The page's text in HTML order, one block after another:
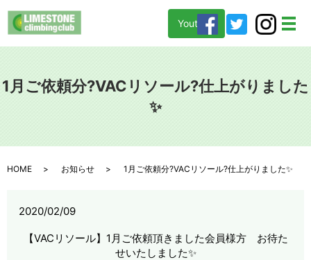
メ
Youtube
1月ご依頼分?VACリソール?仕上がりました
✨
HOME お知らせ 1月ご依頼分?VACリソール?仕上がりました✨
2020/02/09
【VACリソール】1月ご依頼頂きました会員様方 お待た
せいたしました✨